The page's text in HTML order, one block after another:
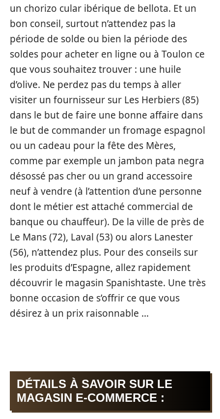
un chorizo cular ibérique de bellota. Et un
bon conseil, surtout n’attendez pas la
période de solde ou bien la période des
soldes pour acheter en ligne ou à Toulon ce
que vous souhaitez trouver : une huile
d’olive. Ne perdez pas du temps à aller
visiter un fournisseur sur Les Herbiers (85)
dans le but de faire une bonne affaire dans
le but de commander un fromage espagnol
ou un cadeau pour la fête des Mères,
comme par exemple un jambon pata negra
désossé pas cher ou un grand accessoire
neuf à vendre (à l’attention d’une personne
dont le métier est attaché commercial de
banque ou chauffeur). De la ville de près de
Le Mans (72), Laval (53) ou alors Lanester
(56), n’attendez plus. Pour des conseils sur
les produits d’Espagne, allez rapidement
découvrir le magasin Spanishtaste. Une très
bonne occasion de s’offrir ce que vous
désirez à un prix raisonnable …
DÉTAILS À SAVOIR SUR LE
MAGASIN E-COMMERCE :